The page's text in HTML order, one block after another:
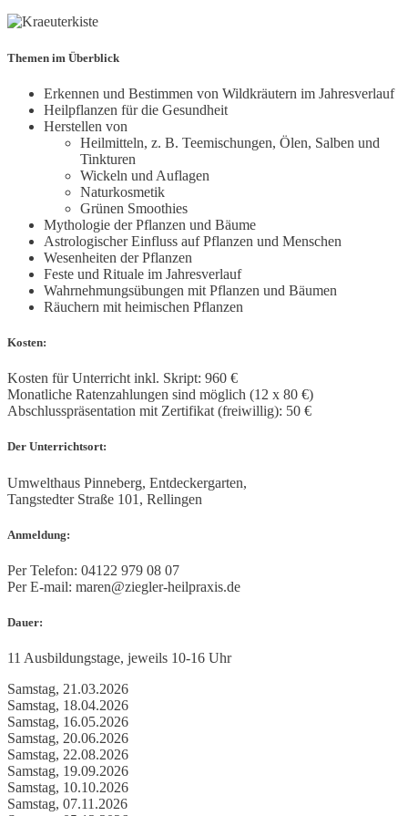
Themen im Überblick
Erkennen und Bestimmen von Wildkräutern im Jahresverlauf
Heilpflanzen für die Gesundheit
Herstellen von
Heilmitteln, z. B. Teemischungen, Ölen, Salben und
Tinkturen
Wickeln und Auflagen
Naturkosmetik
Grünen Smoothies
Mythologie der Pflanzen und Bäume
Astrologischer Einfluss auf Pflanzen und Menschen
Wesenheiten der Pflanzen
Feste und Rituale im Jahresverlauf
Wahrnehmungsübungen mit Pflanzen und Bäumen
Räuchern mit heimischen Pflanzen
Kosten:
Kosten für Unterricht inkl. Skript: 960 €
Monatliche Ratenzahlungen sind möglich (12 x 80 €)
Abschlusspräsentation mit Zertifikat (freiwillig): 50 €
Der Unterrichtsort:
Umwelthaus Pinneberg, Entdeckergarten,
Tangstedter Straße 101, Rellingen
Anmeldung:
Per Telefon: 04122 979 08 07
Per E-mail: maren@ziegler-heilpraxis.de
Dauer:
11 Ausbildungstage, jeweils 10-16 Uhr
Samstag, 21.03.2026
Samstag, 18.04.2026
Samstag, 16.05.2026
Samstag, 20.06.2026
Samstag, 22.08.2026
Samstag, 19.09.2026
Samstag, 10.10.2026
Samstag, 07.11.2026